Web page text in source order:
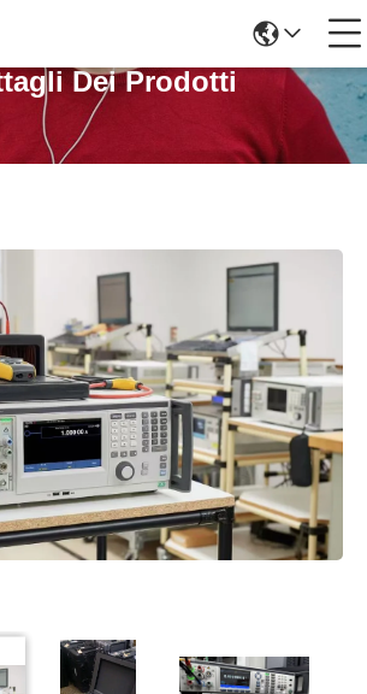
Dei Prodotti